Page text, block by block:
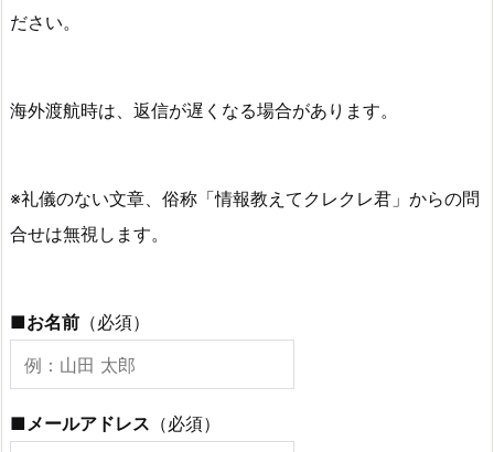
ださい。
海外渡航時は、返信が遅くなる場合があります。
※礼儀のない文章、俗称「情報教えてクレクレ君」からの問
合せは無視します。
■お名前 （必須）
■メールアドレス （必須）